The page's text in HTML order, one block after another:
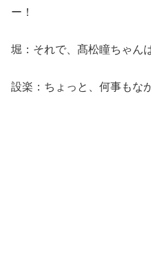
ー！
堀：それで、髙松瞳ちゃんは
設楽：ちょっと、何事もな